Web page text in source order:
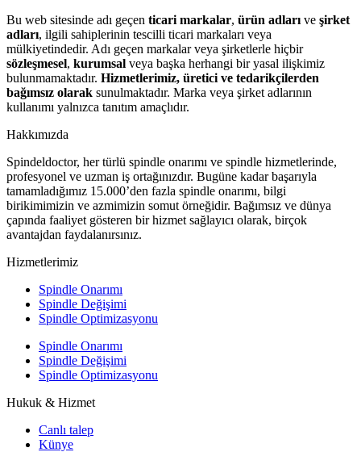
Bu web sitesinde adı geçen ticari markalar, ürün adları ve şirket
adları, ilgili sahiplerinin tescilli ticari markaları veya
mülkiyetindedir. Adı geçen markalar veya şirketlerle hiçbir
sözleşmesel, kurumsal veya başka herhangi bir yasal ilişkimiz
bulunmamaktadır. Hizmetlerimiz, üretici ve tedarikçilerden
bağımsız olarak sunulmaktadır. Marka veya şirket adlarının
kullanımı yalnızca tanıtım amaçlıdır.
Hakkımızda
Spindeldoctor, her türlü spindle onarımı ve spindle hizmetlerinde,
profesyonel ve uzman iş ortağınızdır. Bugüne kadar başarıyla
tamamladığımız 15.000’den fazla spindle onarımı, bilgi
birikimimizin ve azmimizin somut örneğidir. Bağımsız ve dünya
çapında faaliyet gösteren bir hizmet sağlayıcı olarak, birçok
avantajdan faydalanırsınız.
Hizmetlerimiz
Spindle Onarımı
Spindle Değişimi
Spindle Optimizasyonu
Spindle Onarımı
Spindle Değişimi
Spindle Optimizasyonu
Hukuk & Hizmet
Canlı talep
Künye